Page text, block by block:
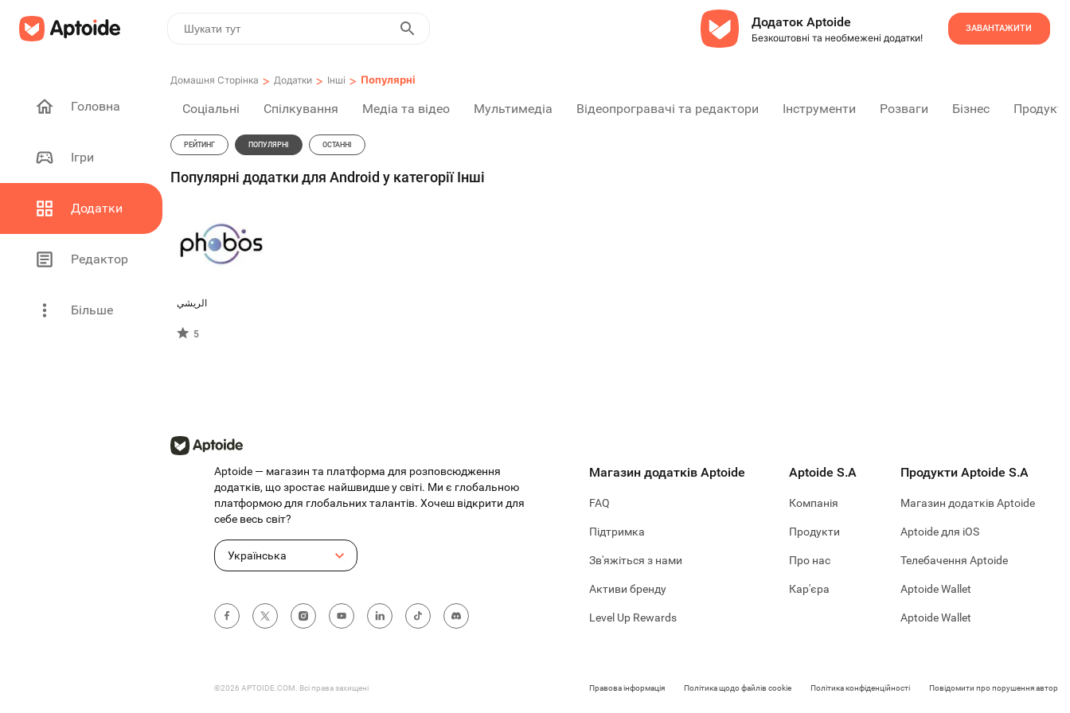
Додаток Aptoide
Безкоштовні та необмежені додатки!
ЗАВАНТАЖИТИ
Головна
Ігри
Додатки
Редактор
Більше
Домашня Сторінка > Додатки > Інші > Популярні
Соціальні Спілкування Медіа та відео Мультимедіа Відеопрогравачі та редактори Інструменти Розваги Бізнес
РЕЙТИНГ ПОПУЛЯРНІ ОСТАННІ
Популярні додатки для Android у категорії Інші
الريشي
5
Aptoide — магазин та платформа для розповсюдження
додатків, що зростає найшвидше у світі. Ми є глобальною
платформою для глобальних талантів. Хочеш відкрити для
себе весь світ?
Українська
©2026 APTOIDE.COM. Всі права захищені
Магазин додатків Aptoide
FAQ
Підтримка
Зв'яжіться з нами
Активи бренду
Level Up Rewards
Правова інформація Політика щодо файлів cookie Політика конфіденційності Повідомити про порушення
Aptoide S.A
Компанія
Продукти
Про нас
Кар'єра
Продукти Aptoide S.A
Магазин додатків Aptoide
Aptoide для iOS
Телебачення Aptoide
Aptoide Wallet
Aptoide Wallet